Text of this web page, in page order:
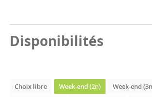
Disponibilités
Choix libre Week-end (2n) Week-end